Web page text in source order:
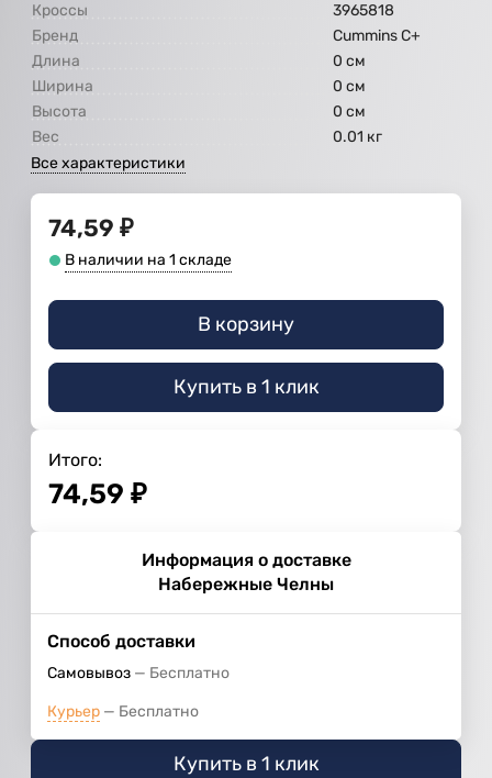
Кроссы
3965818
Бренд
Cummins C+
Длина
0 см
Ширина
0 см
Высота
0 см
Вес
0.01 кг
Все характеристики
74,59 ₽
В наличии на 1 складе
В корзину
Купить в 1 клик
Итого:
74,59 ₽
Информация о доставке
Набережные Челны
Способ доставки
Самовывоз Бесплатно
Курьер Бесплатно
Купить в 1 клик